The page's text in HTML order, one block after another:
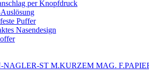
NAGLER-ST M.KURZEM MAG.